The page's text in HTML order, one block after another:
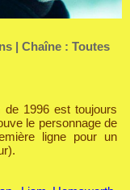
| Chaîne : Toutes
1996 est toujours
le personnage de
ligne pour un